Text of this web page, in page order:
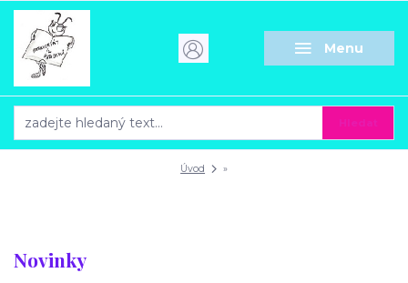
Menu
Úvod »
Novinky